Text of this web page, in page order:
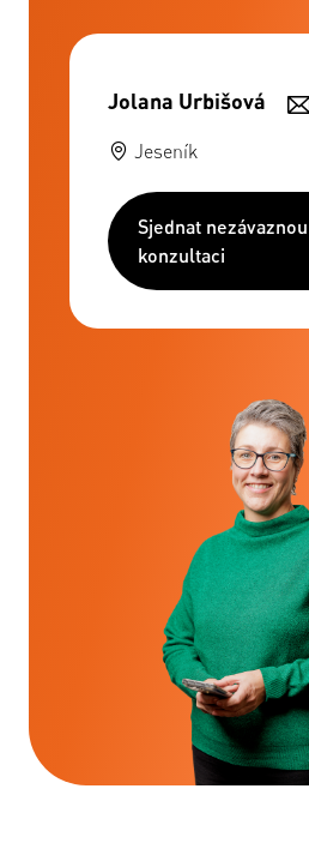
Jolana Urbišová
Jeseník
Sjednat nezávaznou
konzultaci